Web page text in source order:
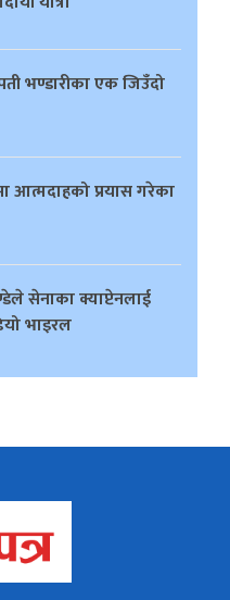
भण्डारीका एक जिउँदो
आत्मदाहको प्रयास गरेका
सेनाका क्याप्टेनलाई
भाइरल